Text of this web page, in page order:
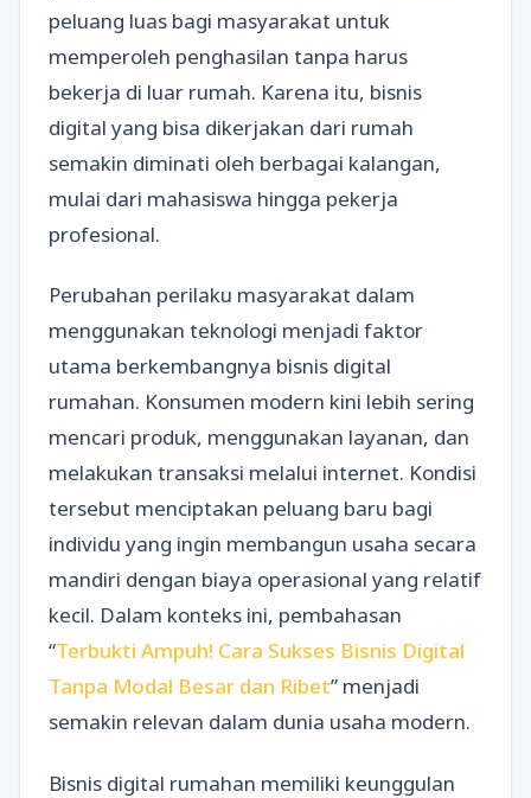
peluang luas bagi masyarakat untuk
memperoleh penghasilan tanpa harus
bekerja di luar rumah. Karena itu, bisnis
digital yang bisa dikerjakan dari rumah
semakin diminati oleh berbagai kalangan,
mulai dari mahasiswa hingga pekerja
profesional.
Perubahan perilaku masyarakat dalam
menggunakan teknologi menjadi faktor
utama berkembangnya bisnis digital
rumahan. Konsumen modern kini lebih sering
mencari produk, menggunakan layanan, dan
melakukan transaksi melalui internet. Kondisi
tersebut menciptakan peluang baru bagi
individu yang ingin membangun usaha secara
mandiri dengan biaya operasional yang relatif
kecil. Dalam konteks ini, pembahasan
“Terbukti Ampuh! Cara Sukses Bisnis Digital
Tanpa Modal Besar dan Ribet” menjadi
semakin relevan dalam dunia usaha modern.
Bisnis digital rumahan memiliki keunggulan